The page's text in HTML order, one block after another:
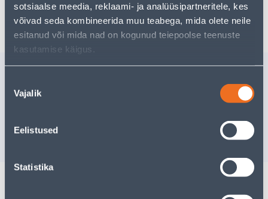
sotsiaalse meedia, reklaami- ja analüüsipartneritele, kes
võivad seda kombineerida muu teabega, mida olete neile
esitanud või mida nad on kogunud teiepoolse teenuste
kasutamise käigus.
valik
Vajalik
Eelistused
Statistika
Tarne pole võimalik
Sarnased tooted
MUST
22.66 €
13.60 €